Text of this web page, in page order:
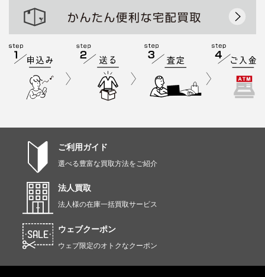
ご利用ガイド
選べる豊富な買取方法をご紹介
法人買取
法人様の在庫一括買取サービス
ウェブクーポン
ウェブ限定のオトクなクーポン